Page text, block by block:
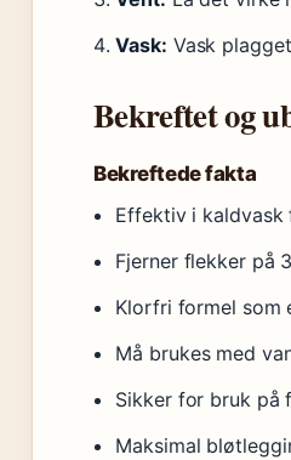
Vask: Vask
Bekreftet og
Bekreftede fakta
Effektiv i kaldvask
Fjerner flekker på
Klorfri formel som
Må brukes med
Sikker for bruk
Maksimal